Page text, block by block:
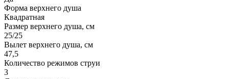
Форма верхнего душа
Квадратная
Размер верхнего душа, см
25/25
Вылет верхнего душа, см
47,5
Количество режимов струи
3